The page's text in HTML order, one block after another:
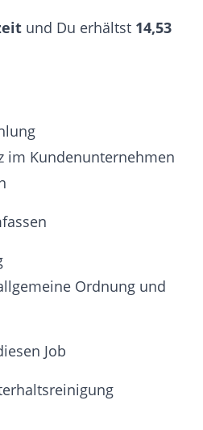
und Du erhältst 14,53
im Kundenunternehmen
Ordnung und
Job